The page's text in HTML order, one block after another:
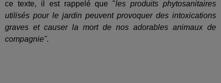
ce texte, il est rappelé que "les produits phytosanitaires
utilisés pour le jardin peuvent provoquer des intoxications
graves et causer la mort de nos adorables animaux de
compagnie".